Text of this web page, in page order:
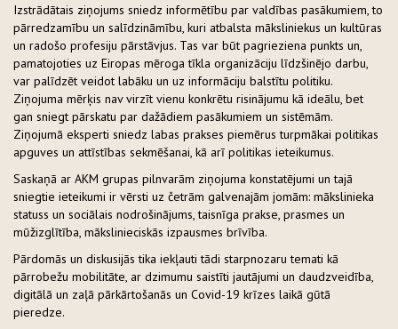
Izstrādātais ziņojums sniedz informētību par valdības pasākumiem, to
pārredzamību un salīdzināmību, kuri atbalsta māksliniekus un kultūras
un radošo profesiju pārstāvjus. Tas var būt pagrieziena punkts un,
pamatojoties uz Eiropas mēroga tīkla organizāciju līdzšinējo darbu,
var palīdzēt veidot labāku un uz informāciju balstītu politiku.
Ziņojuma mērķis nav virzīt vienu konkrētu risinājumu kā ideālu, bet
gan sniegt pārskatu par dažādiem pasākumiem un sistēmām.
Ziņojumā eksperti sniedz labas prakses piemērus turpmākai politikas
apguves un attīstības sekmēšanai, kā arī politikas ieteikumus.
Saskaņā ar AKM grupas pilnvarām ziņojuma konstatējumi un tajā
sniegtie ieteikumi ir vērsti uz četrām galvenajām jomām: mākslinieka
statuss un sociālais nodrošinājums, taisnīga prakse, prasmes un
mūžizglītība, mākslinieciskās izpausmes brīvība.
Pārdomās un diskusijās tika iekļauti tādi starpnozaru temati kā
pārrobežu mobilitāte, ar dzimumu saistīti jautājumi un daudzveidība,
digitālā un zaļā pārkārtošanās un Covid-19 krīzes laikā gūtā
pieredze.